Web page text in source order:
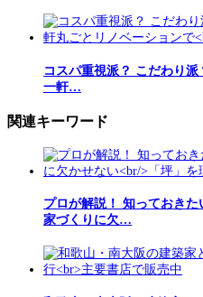
コスパ重視派？ こだわり
一軒…
関連キーワード
プロが解説！ 知っておき
家づくりに欠…